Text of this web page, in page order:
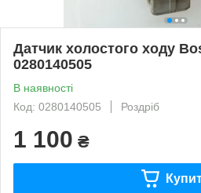
Датчик холостого ходу
0280140505
В наявності
Код: 0280140505
Роздріб
1 100 ₴